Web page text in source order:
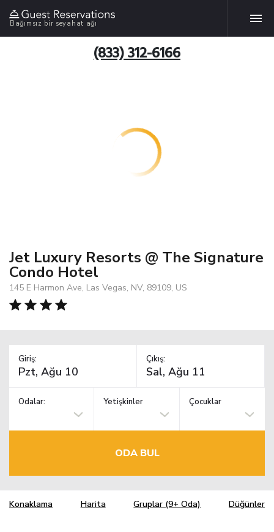
Bağımsız bir seyahat ağı
(833) 312-6166
Jet Luxury Resorts @ The Signature
Condo Hotel
145 E Harmon Ave, Las Vegas, NV, 89109, US
Giriş: Çıkış:
Odalar: Yetişkinler Çocuklar
ODA BUL
Konaklama Harita Gruplar (9+ Oda) Düğünler